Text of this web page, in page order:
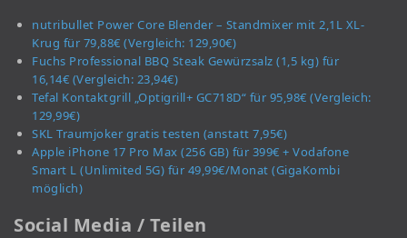
nutribullet Power Core Blender – Standmixer mit 2,1L XL-
Krug für 79,88€ (Vergleich: 129,90€)
Fuchs Professional BBQ Steak Gewürzsalz (1,5 kg) für
16,14€ (Vergleich: 23,94€)
Tefal Kontaktgrill „Optigrill+ GC718D“ für 95,98€ (Vergleich:
129,99€)
SKL Traumjoker gratis testen (anstatt 7,95€)
Apple iPhone 17 Pro Max (256 GB) für 399€ + Vodafone
Smart L (Unlimited 5G) für 49,99€/Monat (GigaKombi
möglich)
Social Media / Teilen